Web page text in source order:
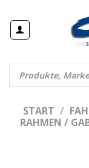
Inhalt
springen
Products
search
START /
RAHMEN /